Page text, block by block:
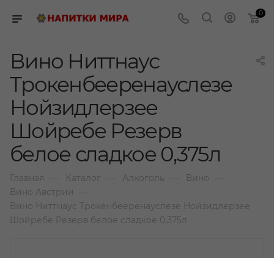
0
Вино Ниттнаус
Трокенбееренауслезе
Нойзидлерзее
Шойребе Резерв
белое сладкое 0,375л
Главная Каталог Алкоголь Вино
Вино Австрии
Вино Ниттнаус Трокенбееренауслезе Нойзидлерзее
Шойребе Резерв белое сладкое 0,375л